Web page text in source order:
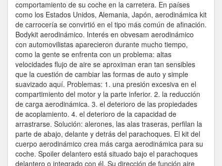
comportamiento de su coche en la carretera. En países
como los Estados Unidos, Alemania, Japón, aerodinámica kit
de carrocería se convirtió en el tipo más común de afinación.
Bodykit aerodinámico. Interés en obvesam aerodinámico
con automovilistas aparecieron durante mucho tiempo,
como la gente se enfrenta con un problema: altas
velocidades flujo de aire se aproximan eran tan sensibles
que la cuestión de cambiar las formas de auto y simple
suavizado aquí. Problemas: 1. una presión excesiva en el
compartimiento del motor y la parte inferior. 2. la reducción
de carga aerodinámica. 3. el deterioro de las propiedades
de acoplamiento. 4. el deterioro de la capacidad de
arrastrarse. Solución: alerones, las alas traseras, perfilan la
parte de abajo, delante y detrás del parachoques. El kit del
cuerpo aerodinámico crea más carga aerodinámica para su
coche. Spoiler delantero está situado bajo el parachoques
delantero o integrado con él. Su dirección de función aire